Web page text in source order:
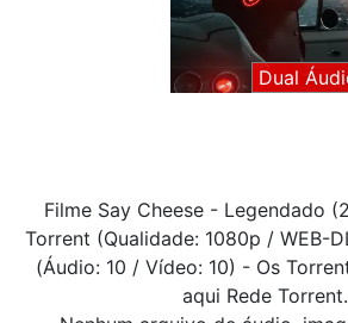
Dual
Filme Say Cheese - Legendado
Torrent (Qualidade: 1080p / WEB-
(Áudio: 10 / Vídeo: 10) - Os
aqui Rede